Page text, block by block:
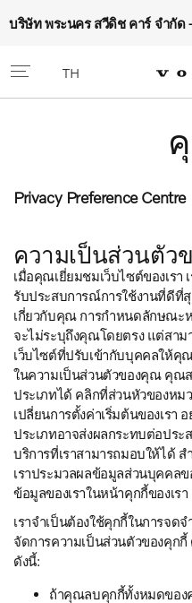
บริษัท พระนคร สวีดิช คาร์ จำกัด
TH
Privacy Preference Centre
ความเป็นส่วนตัว
เมื่อคุณเยี่ยมชมเว็บไซต์ของเรา
รับประสบการณ์การใช้งานที่ดีที่
เกี่ยวกับคุณ การกำหนดลักษณ
จะไม่ระบุถึงคุณโดยตรง แต่สา
เว็บไซต์ที่ปรับเข้ากับบุคคลให้คุ
ในความเป็นส่วนตัวของคุณ คุณ
ประเภทได้ คลิกที่ส่วนหัวของหม
เปลี่ยนการตั้งค่าเริ่มต้นของเรา
ประเภทอาจส่งผลกระทบต่อประ
บริการที่เราสามารถมอบให้ได้
เราประมวลผลข้อมูลส่วนบุคคล
ข้อมูลของเราในหน้าคุกกี้ของเรา
เราจำเป็นต้องใช้คุกกี้ในการจด
จัดการความเป็นส่วนตัวของคุกกี้
ดังนี้:
ถ้าคุณลบคุกกี้ทั้งหมดของ